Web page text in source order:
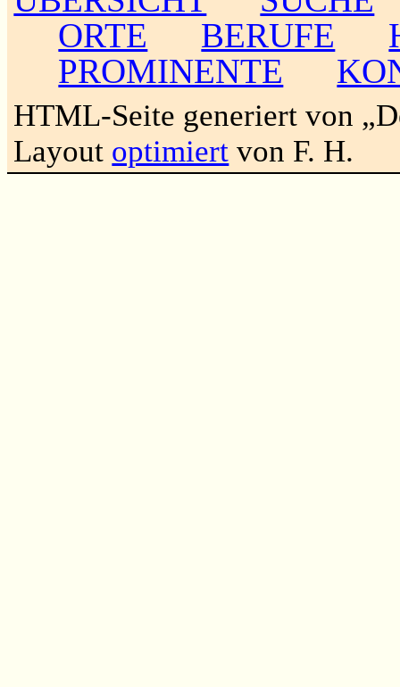
ORTE
BERUFE
PROMINENTE
HTML-Seite generiert von
Layout optimiert von F. H.